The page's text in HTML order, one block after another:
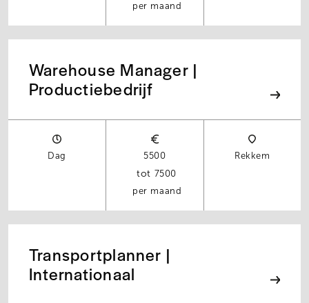
per maand
Warehouse Manager |
Productiebedrijf
Dag
5500
7500
per maand
Rekkem
Transportplanner |
Internationaal